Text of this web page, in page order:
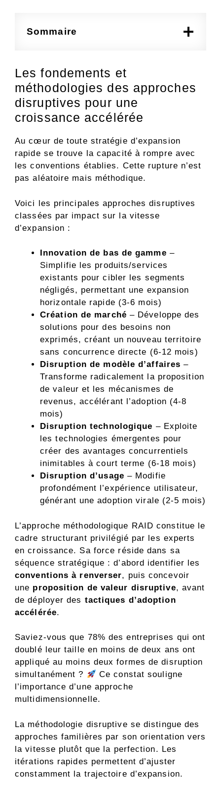
Sommaire
Les fondements et
méthodologies des approches
disruptives pour une
croissance accélérée
Au cœur de toute stratégie d’expansion
rapide se trouve la capacité à rompre avec
les conventions établies. Cette rupture n’est
pas aléatoire mais méthodique.
Voici les principales approches disruptives
classées par impact sur la vitesse
d’expansion :
Innovation de bas de gamme –
Simplifie les produits/services
existants pour cibler les segments
négligés, permettant une expansion
horizontale rapide (3-6 mois)
Création de marché – Développe des
solutions pour des besoins non
exprimés, créant un nouveau territoire
sans concurrence directe (6-12 mois)
Disruption de modèle d’affaires –
Transforme radicalement la proposition
de valeur et les mécanismes de
revenus, accélérant l’adoption (4-8
mois)
Disruption technologique – Exploite
les technologies émergentes pour
créer des avantages concurrentiels
inimitables à court terme (6-18 mois)
Disruption d’usage – Modifie
profondément l’expérience utilisateur,
générant une adoption virale (2-5 mois)
L’approche méthodologique RAID constitue le
cadre structurant privilégié par les experts
en croissance. Sa force réside dans sa
séquence stratégique : d’abord identifier les
conventions à renverser, puis concevoir
une proposition de valeur disruptive, avant
de déployer des tactiques d’adoption
accélérée.
Saviez-vous que 78% des entreprises qui ont
doublé leur taille en moins de deux ans ont
appliqué au moins deux formes de disruption
simultanément ?
Ce constat souligne
l’importance d’une approche
multidimensionnelle.
La méthodologie disruptive se distingue des
approches familières par son orientation vers
la vitesse plutôt que la perfection. Les
itérations rapides permettent d’ajuster
constamment la trajectoire d’expansion.